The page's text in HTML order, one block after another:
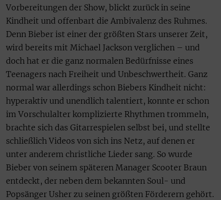
Vorbereitungen der Show, blickt zurück in seine
Kindheit und offenbart die Ambivalenz des Ruhmes.
Denn Bieber ist einer der größten Stars unserer Zeit,
wird bereits mit Michael Jackson verglichen – und
doch hat er die ganz normalen Bedürfnisse eines
Teenagers nach Freiheit und Unbeschwertheit. Ganz
normal war allerdings schon Biebers Kindheit nicht:
hyperaktiv und unendlich talentiert, konnte er schon
im Vorschulalter komplizierte Rhythmen trommeln,
brachte sich das Gitarrespielen selbst bei, und stellte
schließlich Videos von sich ins Netz, auf denen er
unter anderem christliche Lieder sang. So wurde
Bieber von seinem späteren Manager Scooter Braun
entdeckt, der neben dem bekannten Soul- und
Popsänger Usher zu seinen größten Förderern gehört.